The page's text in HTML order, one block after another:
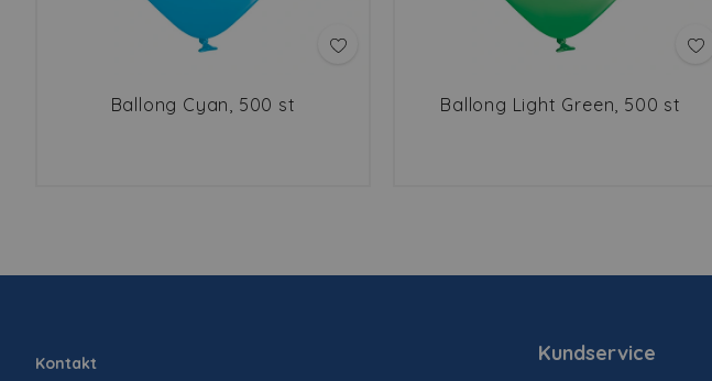
Ballong Cyan, 500 st Ballong Light Green, 500 st
Kontakt Kundservice